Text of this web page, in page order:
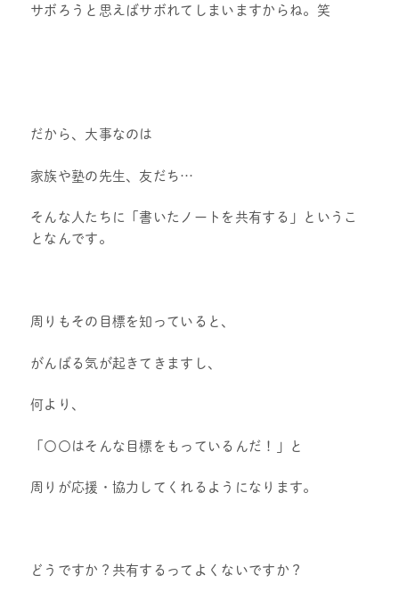
サボろうと思えばサボれてしまいますからね。笑
だから、大事なのは
家族や塾の先生、友だち…
そんな人たちに「書いたノートを共有する」というこ
となんです。
周りもその目標を知っていると、
がんばる気が起きてきますし、
何より、
「〇〇はそんな目標をもっているんだ！」と
周りが応援・協力してくれるようになります。
どうですか？共有するってよくないですか？